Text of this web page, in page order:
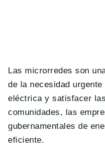
Las microrredes son
de la necesidad
eléctrica y satisfacer
comunidades, las
gubernamentales de
eficiente.